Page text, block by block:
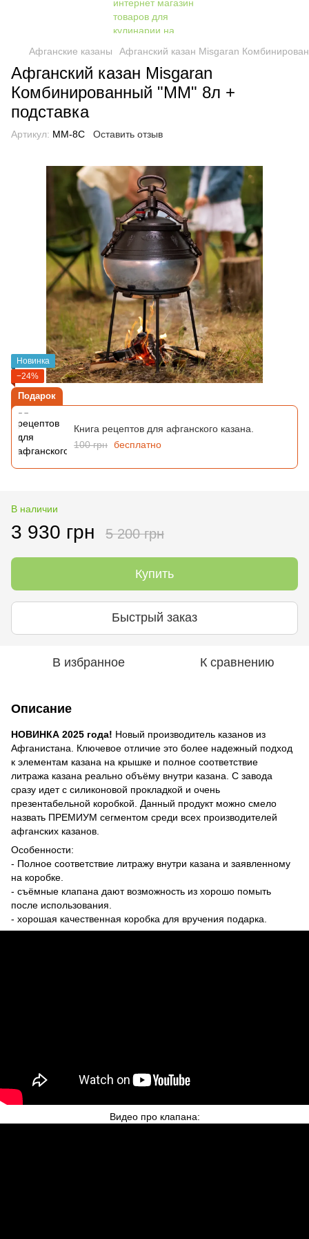
Афганские казаны Афганский казан Misgaran
Афганский казан Misgaran
Комбинированный "ММ" 8л +
подставка
Артикул: MM-8С Оставить отзыв
Новинка
−24%
Подарок
Книга рецептов для афганского казана.
100 грн бесплатно
В наличии
3 930 грн 5 200 грн
Купить
Быстрый заказ
В избранное К сравнению
Описание
НОВИНКА 2025 года! Новый производитель казанов из
Афганистана. Ключевое отличие это более надежный подход
к элементам казана на крышке и полное соответствие
литража казана реально объёму внутри казана. С завода
сразу идет с силиконовой прокладкой и очень
презентабельной коробкой. Данный продукт можно смело
назвать ПРЕМИУМ сегментом среди всех производителей
афганских казанов.
Особенности:
- Полное соответствие литражу внутри казана и заявленному
на коробке.
- съёмные клапана дают возможность из хорошо помыть
после использования.
- хорошая качественная коробка для вручения подарка.
Видео про клапана: